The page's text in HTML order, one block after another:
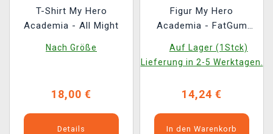
T-Shirt My Hero
Academia - All Might
Nach Größe
18,00 €
Details
Figur My Hero
Academia - FatGum
POP! Animation 1142)
(beschädigte
Auf Lager (1Stck)
Lieferung in 2-5 Werktagen.
14,24 €
In den Warenkorb